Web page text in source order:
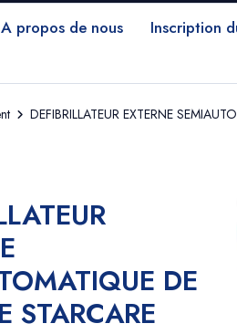
A propos de nous
Inscription
DEFIBRILLATEUR EXTERNE
DE
STARCARE